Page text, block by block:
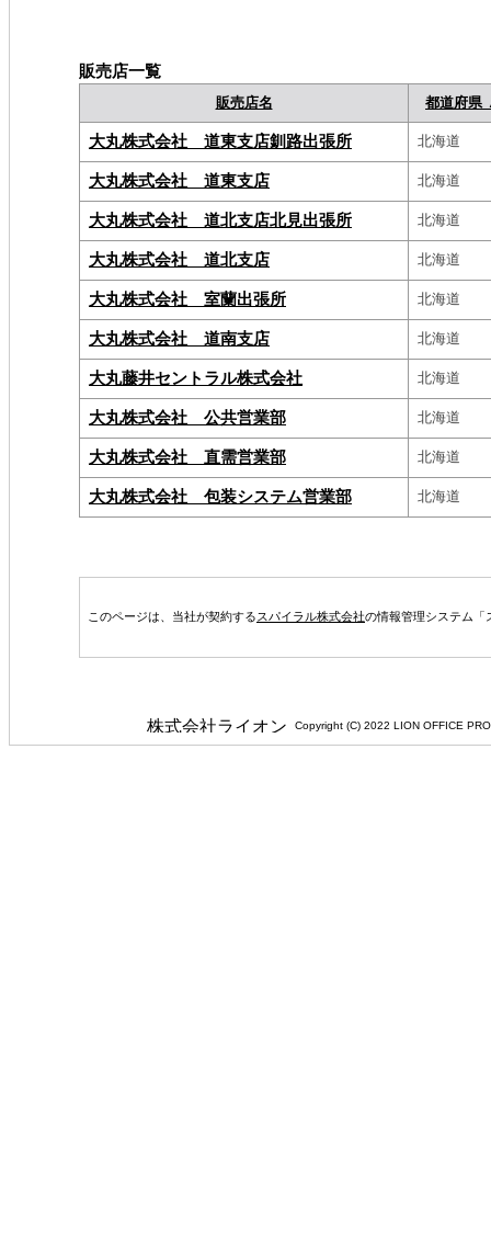
販売店一覧
販売店名 都道府県
大丸株式会社 道東支店釧路出張所 北海道
大丸株式会社 道東支店 北海道
大丸株式会社 道北支店北見出張所 北海道
大丸株式会社 道北支店 北海道
大丸株式会社 室蘭出張所 北海道
大丸株式会社 道南支店 北海道
大丸藤井セントラル株式会社 北海道
大丸株式会社 公共営業部 北海道
大丸株式会社 直需営業部 北海道
大丸株式会社 包装システム営業部 北海道
このページは、当社が契約するスパイラル株式会社の情報管理システム「
Copyright (C) 2022 LION OFFICE